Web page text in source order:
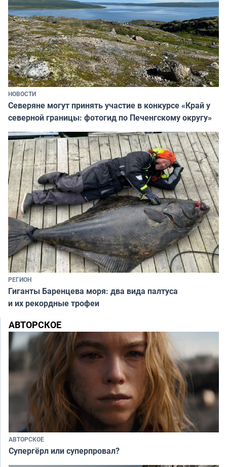
НОВОСТИ
Северяне могут принять участие в конкурсе «Край у
северной границы: фотогид по Печенгскому округу»
РЕГИОН
Гиганты Баренцева моря: два вида палтуса
и их рекордные трофеи
АВТОРСКОЕ
АВТОРСКОЕ
Супергёрл или суперпровал?